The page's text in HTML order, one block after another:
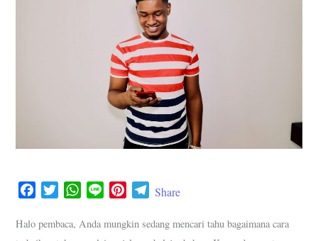
c
i
W
a
n
n
T
l
Share
Halo pembaca, Anda mungkin sedang mencari tahu bagaimana cara